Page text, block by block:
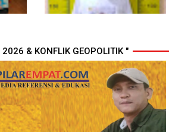
Polresta Deli Serdang Bekuk
Dua orang Pengedar Narkoba
di Pagar Merbau
2026 & KONFLIK GEOPOLITIK "